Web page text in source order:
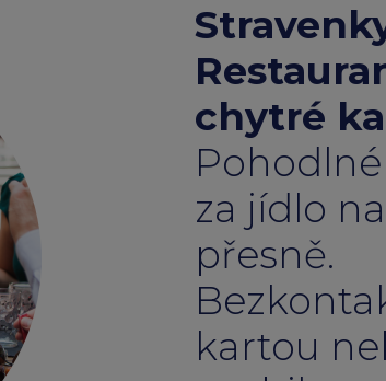
chci akceptovat produkty
Benefity Premium
k přihlášení
arrow_forward
chytré
za jídlo
přesně.
kartou